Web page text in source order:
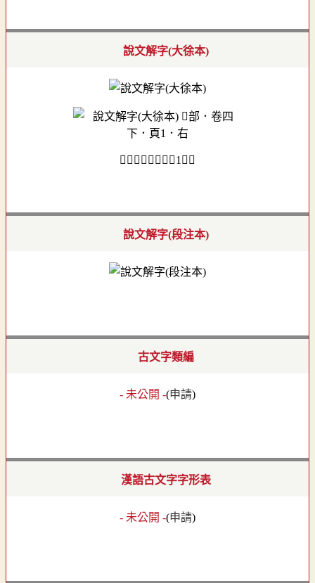
說文解字(大徐本)
𠦒部．卷四下．頁1．右
說文解字(段注本)
古文字類編
- 未公開 -(申請)
漢語古文字字形表
- 未公開 -(申請)